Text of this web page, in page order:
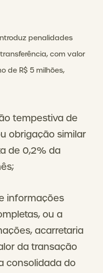
penalidades
com valor
de R$ 5 milhões,
tempestiva de
obrigação similar
de 0,2% da
informações
ou a
acarretaria
da transação
consolidada do